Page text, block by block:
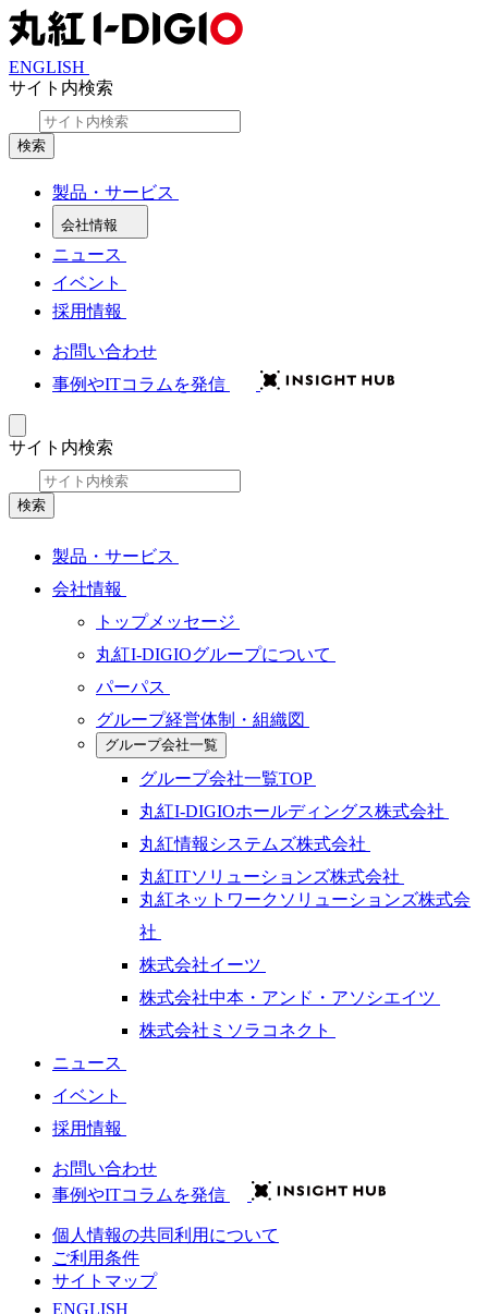
ENGLISH
サイト内検索
検索
製品・サービス
会社情報
ニュース
イベント
採用情報
お問い合わせ
事例やITコラムを発信
サイト内検索
検索
製品・サービス
会社情報
トップメッセージ
丸紅I-DIGIOグループについて
パーパス
グループ経営体制・組織図
グループ会社一覧
グループ会社一覧TOP
丸紅I-DIGIOホールディングス株式会社
丸紅情報システムズ株式会社
丸紅ITソリューションズ株式会社
丸紅ネットワークソリューションズ株式会
社
株式会社イーツ
株式会社中本・アンド・アソシエイツ
株式会社ミソラコネクト
ニュース
イベント
採用情報
お問い合わせ
事例やITコラムを発信
個人情報の共同利用について
ご利用条件
サイトマップ
ENGLISH